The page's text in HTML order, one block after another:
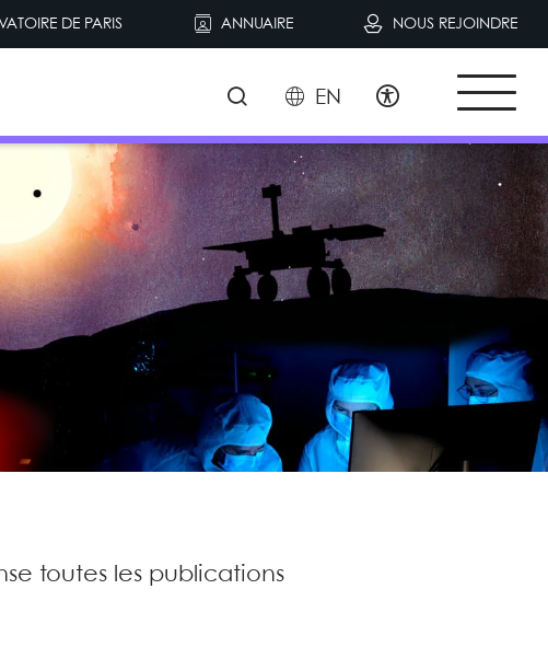
DE PARIS ANNUAIRE NOUS REJOINDRE
EN
toutes les publications